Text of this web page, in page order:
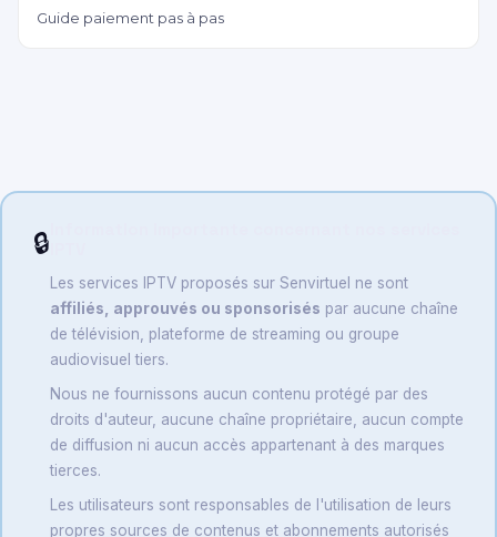
Guide paiement pas à pas
🔒
Les services IPTV proposés sur Senvirtuel ne sont
affiliés, approuvés ou sponsorisés par aucune chaîne
de télévision, plateforme de streaming ou groupe
audiovisuel tiers.
Nous ne fournissons aucun contenu protégé par des
droits d'auteur, aucune chaîne propriétaire, aucun compte
de diffusion ni aucun accès appartenant à des marques
tierces.
Les utilisateurs sont responsables de l'utilisation de leurs
propres sources de contenus et abonnements autorisés